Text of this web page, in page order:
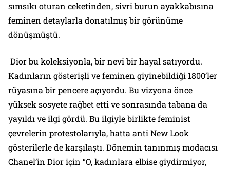
sımsıkı oturan ceketinden, sivri burun ayakkabısına
feminen detaylarla donatılmış bir görünüme
dönüşmüştü.
Dior bu koleksiyonla, bir nevi bir hayal satıyordu.
Kadınların gösterişli ve feminen giyinebildiği 1800’ler
rüyasına bir pencere açıyordu. Bu vizyona önce
yüksek sosyete rağbet etti ve sonrasında tabana da
yayıldı ve ilgi gördü. Bu ilgiyle birlikte feminist
çevrelerin protestolarıyla, hatta anti New Look
gösterilerle de karşılaştı. Dönemin tanınmış modacısı
Chanel’in Dior için “O, kadınlara elbise giydirmiyor,